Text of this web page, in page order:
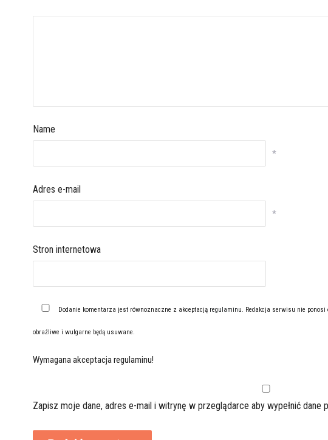
Name
*
Adres e-mail
*
Stron internetowa
Dodanie komentarza jest równoznaczne z akceptacją regulaminu. Redakcja serwisu nie
obraźliwe i wulgarne będą usuwane.
Wymagana akceptacja regulaminu!
Zapisz moje dane, adres e-mail i witrynę w przeglądarce aby wypełnić dane